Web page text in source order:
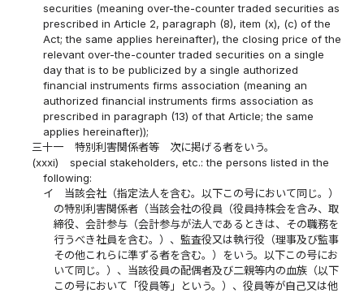
securities (meaning over-the-counter traded securities as
prescribed in Article 2, paragraph (8), item (x), (c) of the
Act; the same applies hereinafter), the closing price of the
relevant over-the-counter traded securities on a single
day that is to be publicized by a single authorized
financial instruments firms association (meaning an
authorized financial instruments firms association as
prescribed in paragraph (13) of that Article; the same
applies hereinafter));
三十一
特別利害関係者等 次に掲げる者をいう。
(xxxi)
special stakeholders, etc.: the persons listed in the
following:
イ
当該会社（指定法人を含む。以下この号において同じ。）
の特別利害関係者（当該会社の役員（役員持株会を含み、取
締役、会計参与（会計参与が法人であるときは、その職務を
行うべき社員を含む。）、監査役又は執行役（理事及び監事
その他これらに準ずる者を含む。）をいう。以下この号にお
いて同じ。）、当該役員の配偶者及び二親等内の血族（以下
この号において「役員等」という。）、役員等が自己又は他